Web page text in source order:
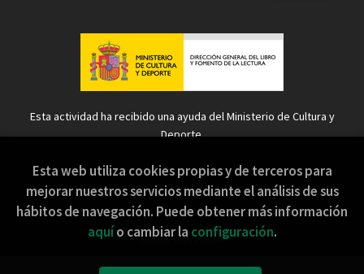
Esta actividad ha recibido una ayuda del Ministerio de Cultura y
Deporte.
2026 © Sopa de Sapo . Todos los Derechos Reservados |
Grupo Trevenque
Esta web utiliza cookies propias y de terceros para
mejorar nuestros servicios mediante el análisis de sus
hábitos de navegación. Puede obtener más información
aquío cambiar la configuración.